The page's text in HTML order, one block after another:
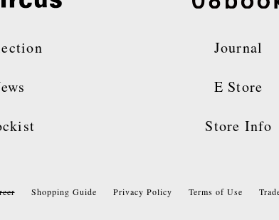
Journal
E Store
Store Info
Shopping Guide Privacy Policy Terms of Use